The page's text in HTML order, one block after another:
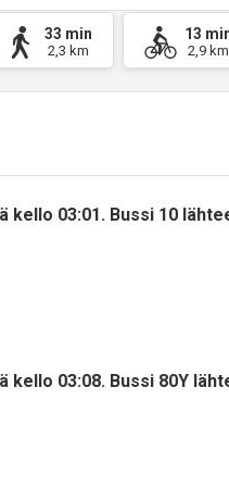
33 min
2,3 km
13
2,9 km
kello 03:01. Bussi 10
kello 03:08. Bussi 80Y